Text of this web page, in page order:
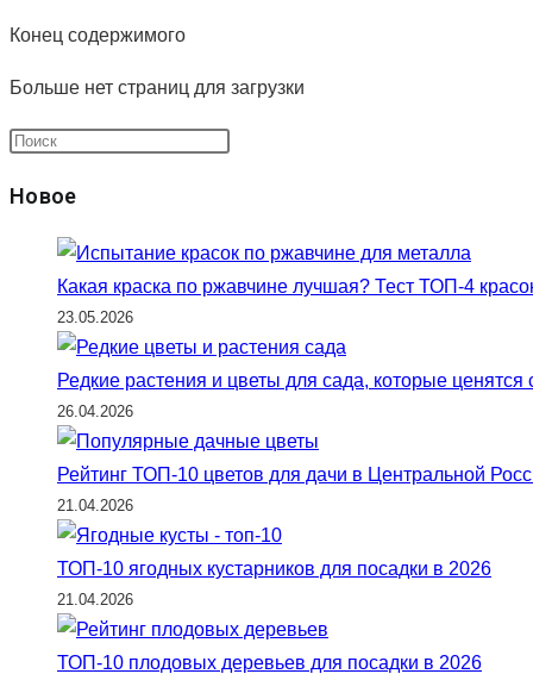
Конец содержимого
Больше нет страниц для загрузки
поиска.
Новое
Какая краска по ржавчине лучшая? Тест ТОП-4
23.05.2026
Редкие растения и цветы для сада, которые ценятся
26.04.2026
Рейтинг ТОП-10 цветов для дачи в Центральной
21.04.2026
ТОП-10 ягодных кустарников для посадки в 2026
21.04.2026
ТОП-10 плодовых деревьев для посадки в 2026